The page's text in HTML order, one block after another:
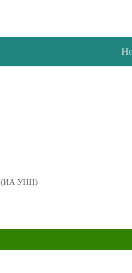
(ИА УНН)